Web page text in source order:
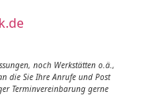
noch Werkstätten o.ä.,
die Sie Ihre Anrufe und Post
Terminvereinbarung gerne